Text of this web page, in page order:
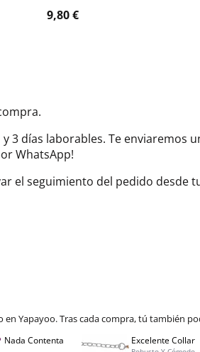
9,80 €
3 días laborables. Te
WhatsApp!
el seguimiento del pedido desde
Yapayoo. Tras cada compra, tú también
Nada Contenta Excelente Collar